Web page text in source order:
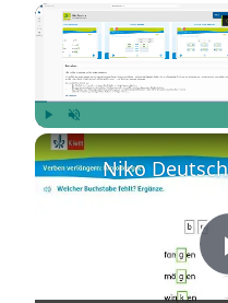
Play Unmute